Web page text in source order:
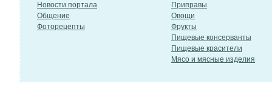
Новости портала
Общение
Фоторецепты
Приправы
Овощи
Фрукты
Пищевые консерванты
Пищевые красители
Мясо и мясные изделия